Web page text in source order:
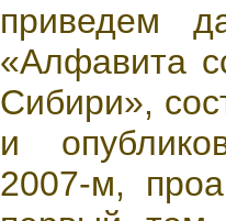
приведем
«Алфавита
Сибири»,
и
2007-м,